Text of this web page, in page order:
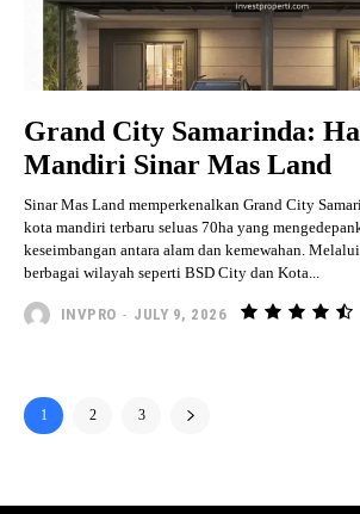
Grand City Samarinda:
Mandiri Sinar Mas Land
Sinar Mas Land memperkenalkan Grand City
kota mandiri terbaru seluas 70ha yang
keseimbangan antara alam dan kemewahan.
berbagai wilayah seperti BSD City dan Kota...
INVPRO - JULY 9, 2026
1 2 3